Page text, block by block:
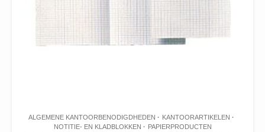
ALGEMENE KANTOORBENODIGDHEDEN
KANTOORARTIKELEN
NOTITIE- EN KLADBLOKKEN
PAPIERPRODUCTEN